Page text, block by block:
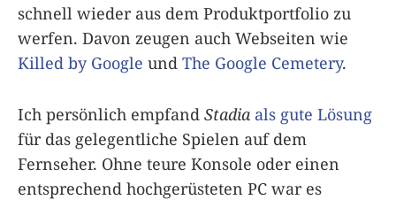
schnell wieder aus dem Produktportfolio zu
werfen. Davon zeugen auch Webseiten wie
Killed by Google und The Google Cemetery.
Ich persönlich empfand Stadia als gute Lösung
für das gelegentliche Spielen auf dem
Fernseher. Ohne teure Konsole oder einen
entsprechend hochgerüsteten PC war es